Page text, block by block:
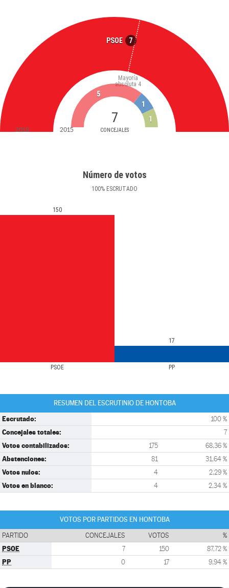
PSOE 7
7
CONCEJALES
Mayoría
absoluta 4
5
1
1
2019 2015
Número de votos
100% ESCRUTADO
PSOE PP
150
17
RESUMEN DEL ESCRUTINIO DE HONTOBA
Escrutado: 100 %
Concejales totales: 7
Votos contabilizados: 175 68,36 %
Abstenciones: 81 31,64 %
Votos nulos: 4 2,29 %
Votos en blanco: 4 2,34 %
VOTOS POR PARTIDOS EN HONTOBA
PARTIDO CONCEJALES VOTOS %
PSOE 7 150 87,72 %
PP 0 17 9,94 %